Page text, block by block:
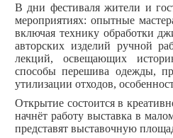
В дни фестиваля жители и
мероприятиях: опытные
включая технику обработки
авторских изделий ручной
лекций, освещающих
способы перешива одежды,
утилизации отходов,
Открытие состоится в
начнёт работу выставка в
представят выставочную